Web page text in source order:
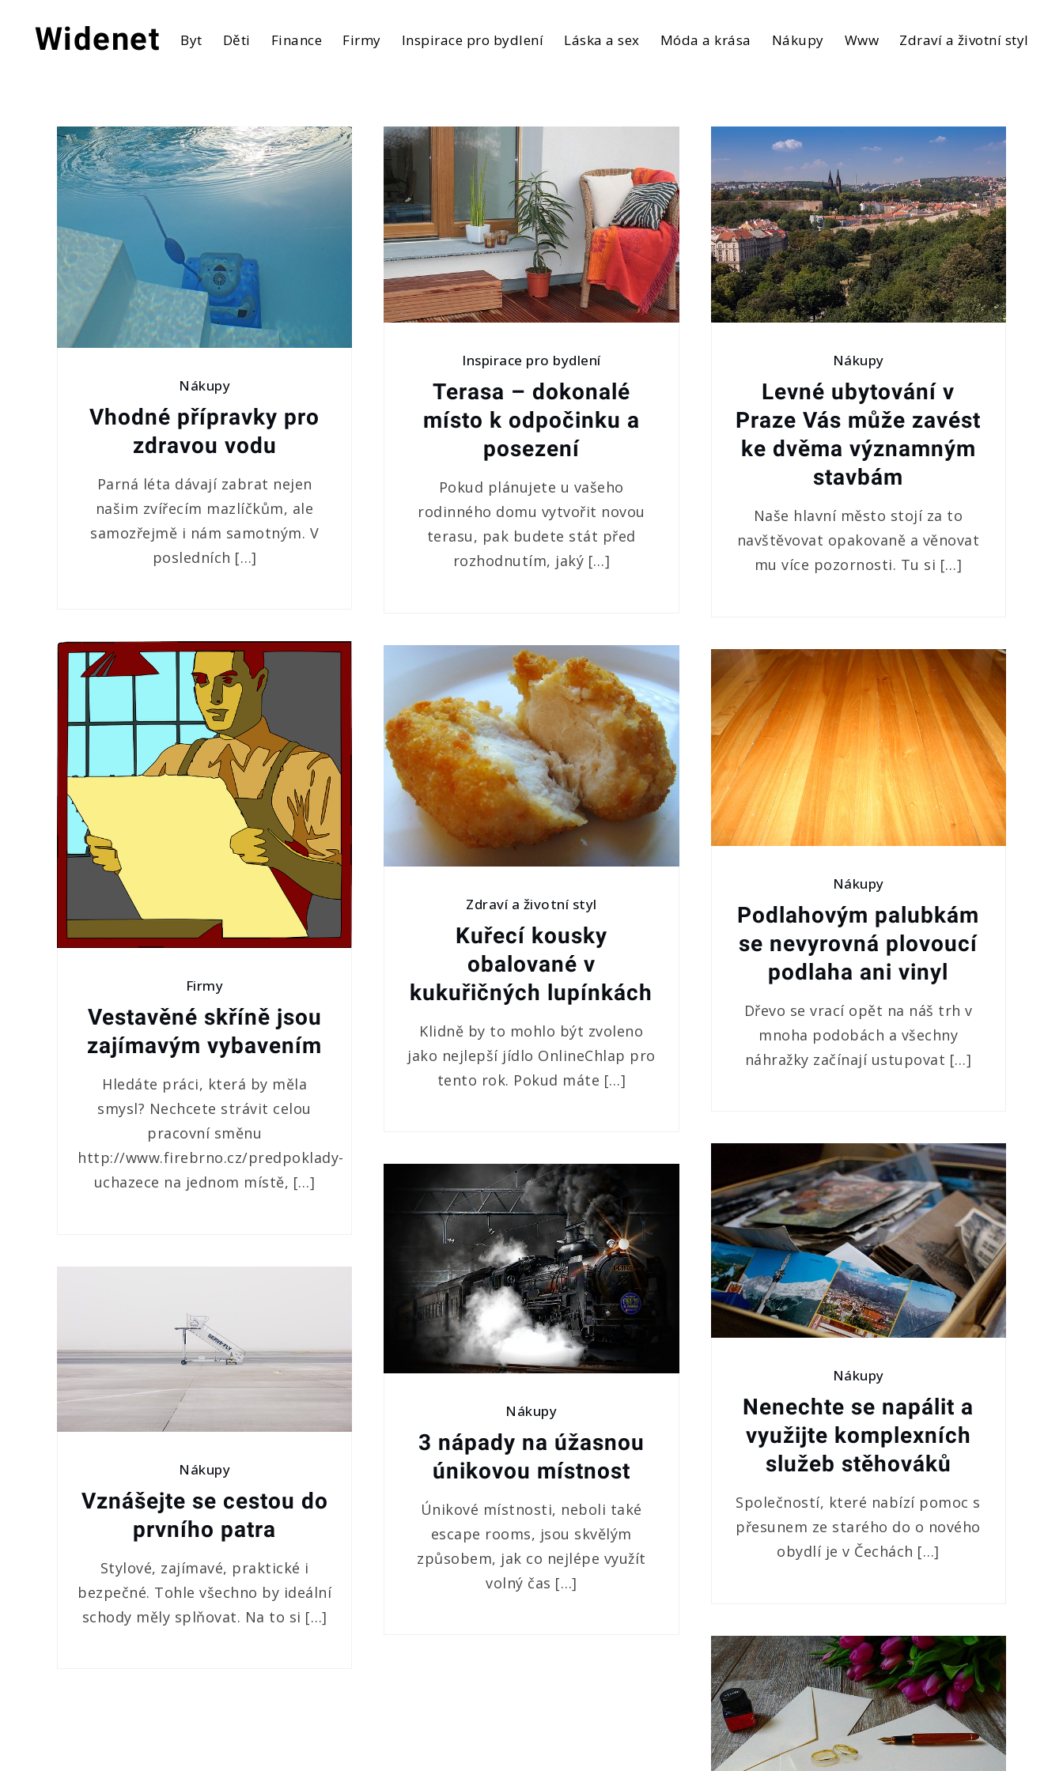
contentWidenet Byt Děti Finance Firmy Inspirace pro bydlení Láska a sex Móda a krása Nákupy Www Zdraví a životní styl
Nákupy
Vhodné přípravky pro
zdravou vodu
Parná léta dávají zabrat nejen
našim zvířecím mazlíčkům, ale
samozřejmě i nám samotným. V
posledních […]
Inspirace pro bydlení
Terasa – dokonalé
místo k odpočinku a
posezení
Pokud plánujete u vašeho
rodinného domu vytvořit novou
terasu, pak budete stát před
rozhodnutím, jaký […]
Nákupy
Levné ubytování v
Praze Vás může zavést
ke dvěma významným
stavbám
Naše hlavní město stojí za to
navštěvovat opakovaně a věnovat
mu více pozornosti. Tu si […]
Firmy
Vestavěné skříně jsou
zajímavým vybavením
Hledáte práci, která by měla
smysl? Nechcete strávit celou
pracovní směnu
http://www.firebrno.cz/predpoklady-
uchazece na jednom místě, […]
Zdraví a životní styl
Kuřecí kousky
obalované v
kukuřičných lupínkách
Klidně by to mohlo být zvoleno
jako nejlepší jídlo OnlineChlap pro
tento rok. Pokud máte […]
Nákupy
Podlahovým palubkám
se nevyrovná plovoucí
podlaha ani vinyl
Dřevo se vrací opět na náš trh v
mnoha podobách a všechny
náhražky začínají ustupovat […]
Nákupy
Nenechte se napálit a
využijte komplexních
služeb stěhováků
Společností, které nabízí pomoc s
přesunem ze starého do o nového
obydlí je v Čechách […]
Nákupy
3 nápady na úžasnou
únikovou místnost
Únikové místnosti, neboli také
escape rooms, jsou skvělým
způsobem, jak co nejlépe využít
volný čas […]
Nákupy
Vznášejte se cestou do
prvního patra
Stylové, zajímavé, praktické i
bezpečné. Tohle všechno by ideální
schody měly splňovat. Na to si […]